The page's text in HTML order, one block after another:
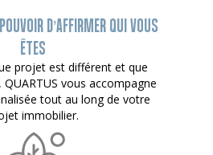
D’AFFIRMER QUI VOUS
ÊTES
projet est différent et que
vous accompagne
tout au long de votre
immobilier.